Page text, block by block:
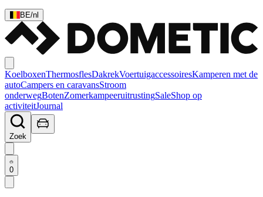
BE/nl
KoelboxenThermosflesDakrekVoertuigaccessoiresKamperen met de
autoCampers en caravansStroom
onderwegBotenZomerkampeeruitrustingSaleShop op
activiteitJournal
Zoek
0